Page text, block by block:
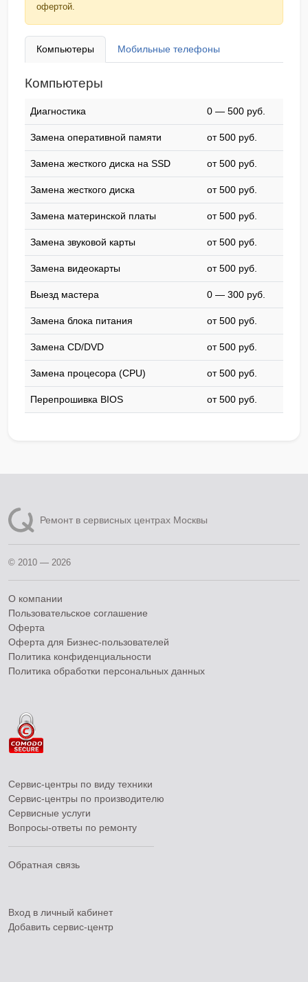
офертой.
Компьютеры Мобильные телефоны
Компьютеры
Диагностика 0 — 500 pyб.
Замена оперативной памяти от 500 pyб.
Замена жесткого диска на SSD от 500 pyб.
Замена жесткого диска от 500 pyб.
Замена материнской платы от 500 pyб.
Замена звуковой карты от 500 pyб.
Замена видеокарты от 500 pyб.
Выезд мастера 0 — 300 pyб.
Замена блока питания от 500 pyб.
Замена CD/DVD от 500 pyб.
Замена процесора (CPU) от 500 pyб.
Перепрошивка BIOS от 500 pyб.
Ремонт в сервисных центрах Москвы
© 2010 — 2026
О компании
Пользовательское соглашение
Оферта
Оферта для Бизнес-пользователей
Политика конфиденциальности
Политика обработки персональных данных
Сервис-центры по виду техники
Сервис-центры по производителю
Сервисные услуги
Вопросы-ответы по ремонту
Обратная связь
Вход в личный кабинет
Добавить сервис-центр